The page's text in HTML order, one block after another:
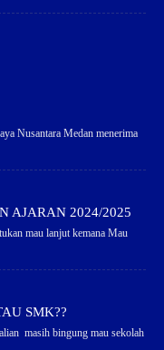
Nusantara Medan menerima
AJARAN 2024/2025
mau lanjut kemana Mau
SMK??
masih bingung mau sekolah